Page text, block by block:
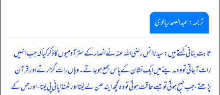
ترجمہ: عبدالصمد ریالوی
ثابت بنانی کہتے ہیں: سیدنا انس رضی اللہ عنہ نے انصار کے ستر آدمیوں کا ذکر کیا کہ جب انہیں
رات آجاتی تو وہ مدینے میں ایک نشان کے پاس جمع ہو جاتے۔ وہاں رات گزارتے اور قرآن
پڑھتے، جب صبح ہوتی تو جسے طاقت ہوتی تو وہ کچھ ایندھن لے لیتا اور ٹھنڈا پانی پی لیتا، اور جس کے